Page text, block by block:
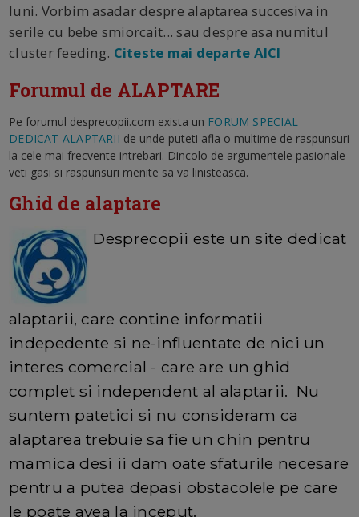
luni. Vorbim asadar despre alaptarea succesiva in
serile cu bebe smiorcait... sau despre asa numitul
cluster feeding. Citeste mai departe AICI
Forumul de ALAPTARE
Pe forumul desprecopii.com exista un FORUM SPECIAL
DEDICAT ALAPTARII de unde puteti afla o multime de raspunsuri
la cele mai frecvente intrebari. Dincolo de argumentele pasionale
veti gasi si raspunsuri menite sa va linisteasca.
Ghid de alaptare
Desprecopii este un site dedicat
alaptarii, care contine informatii
indepedente si ne-influentate de nici un
interes comercial - care are un ghid
complet si independent al alaptarii. Nu
suntem patetici si nu consideram ca
alaptarea trebuie sa fie un chin pentru
mamica desi ii dam oate sfaturile necesare
pentru a putea depasi obstacolele pe care
le poate avea la inceput.